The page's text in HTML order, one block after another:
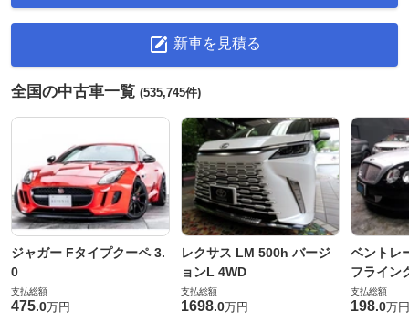
新車を見積る
全国の中古車一覧 (535,745件)
ジャガー Fタイプクーペ 3.
0
支払総額
475.0万円
レクサス LM 500h バージ
ョンL 4WD
支払総額
1698.0万円
ベントレ
フライン
支払総額
198.0万円